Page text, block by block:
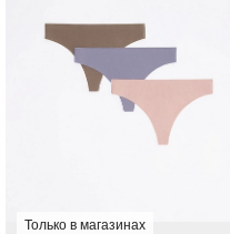
Только в магазинах